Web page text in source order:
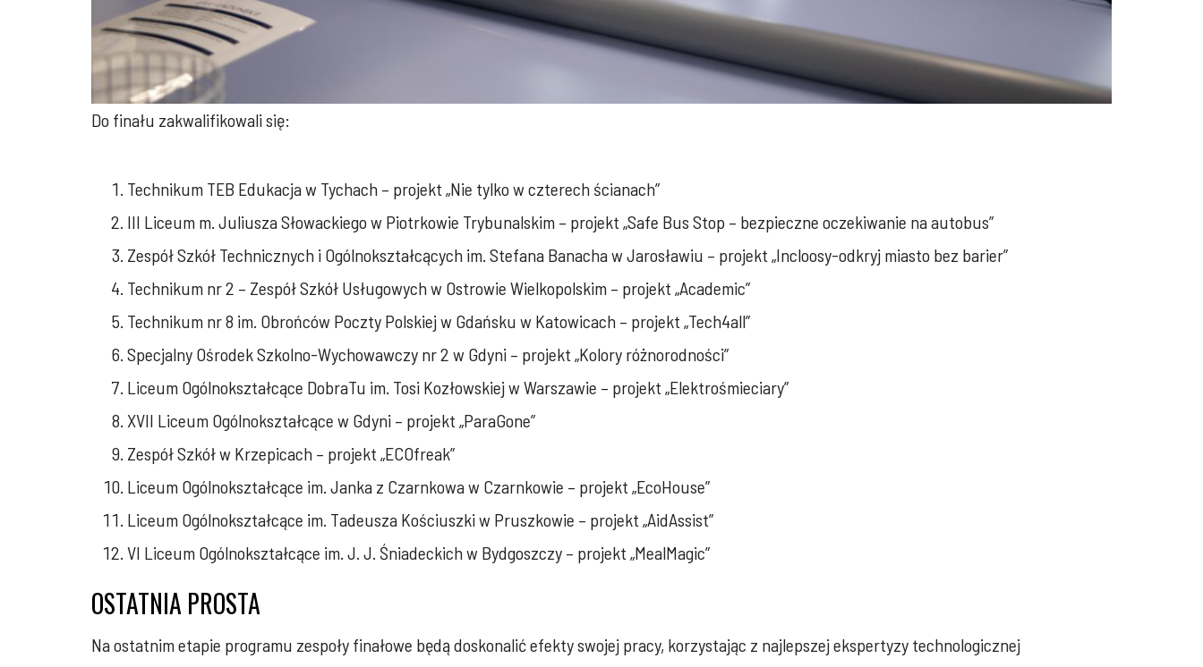
Do finału zakwalifikowali się:
Technikum TEB Edukacja w Tychach – projekt „Nie tylko w czterech ścianach”
III Liceum m. Juliusza Słowackiego w Piotrkowie Trybunalskim – projekt „Safe Bus Stop – bezpieczne oczekiwanie na autobus”
Zespół Szkół Technicznych i Ogólnokształcących im. Stefana Banacha w Jarosławiu – projekt „Incloosy-odkryj miasto bez barier”
Technikum nr 2 – Zespół Szkół Usługowych w Ostrowie Wielkopolskim – projekt „Academic”
Technikum nr 8 im. Obrońców Poczty Polskiej w Gdańsku w Katowicach – projekt „Tech4all”
Specjalny Ośrodek Szkolno-Wychowawczy nr 2 w Gdyni – projekt „Kolory różnorodności”
Liceum Ogólnokształcące DobraTu im. Tosi Kozłowskiej w Warszawie – projekt „Elektrośmieciary”
XVII Liceum Ogólnokształcące w Gdyni – projekt „ParaGone”
Zespół Szkół w Krzepicach – projekt „ECOfreak”
Liceum Ogólnokształcące im. Janka z Czarnkowa w Czarnkowie – projekt „EcoHouse”
Liceum Ogólnokształcące im. Tadeusza Kościuszki w Pruszkowie – projekt „AidAssist”
VI Liceum Ogólnokształcące im. J. J. Śniadeckich w Bydgoszczy – projekt „MealMagic”
OSTATNIA PROSTA
Na ostatnim etapie programu zespoły finałowe będą doskonalić efekty swojej pracy, korzystając z najlepszej ekspertyzy technologicznej